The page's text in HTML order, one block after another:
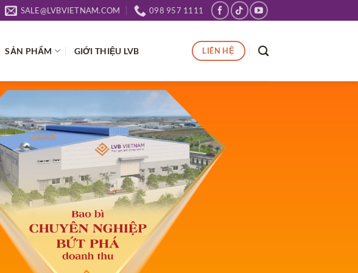
SALE@LVBVIETNAM.COM 098 957 1111
SẢN PHẨM GIỚI THIỆU LVB LIÊN HỆ